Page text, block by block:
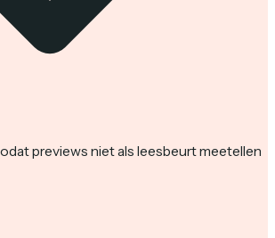
previews niet als leesbeurt meetellen